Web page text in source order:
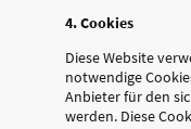
4. Cookies
Diese Website
notwendige
Anbieter für den
werden. Diese